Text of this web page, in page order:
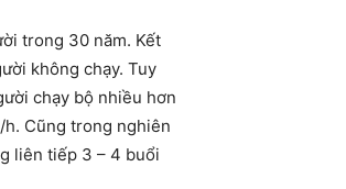
trong 30 năm. Kết
không chạy. Tuy
chạy bộ nhiều hơn
Cũng trong nghiên
liên tiếp 3 – 4 buổi